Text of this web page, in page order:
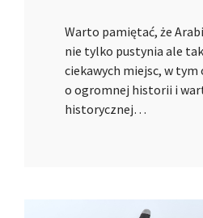
Warto pamiętać, że
nie tylko pustynia ale
ciekawych miejsc, w tym
o ogromnej historii i
historycznej…